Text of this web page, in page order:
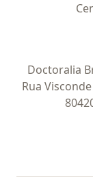
Doctoralia
Rua